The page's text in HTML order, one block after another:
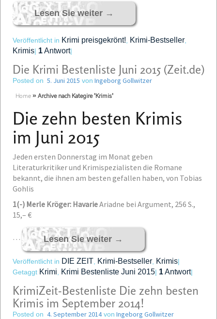
Lesen Sie weiter →
Veröffentlicht in Krimi preisgekrönt! Krimi-Bestseller
Krimis| 1Antwort|
Die Krimi Bestenliste Juni 2015 (Zeit.de)
Posted on 5. Juni 2015 von Ingeborg Gollwitzer
Home » Archive nach Kategire 'Krimis'
Die zehn besten Krimis
im Juni 2015
Jeden ersten Donnerstag im Monat geben
Literaturkritiker und Krimispezialisten die Romane
bekannt, die ihnen am besten gefallen haben, von Tobias
Gohlis
1(-) Merle Kröger: HavarieAriadne bei Argument, 256 S.,
15,– €
… Lesen Sie weiter →
Veröffentlicht in DIE ZEIT Krimi-Bestseller Krimis|
Getaggt Krimi Krimi Bestenliste Juni 2015| 1Antwort|
KrimiZeit-Bestenliste Die zehn besten
Krimis im September 2014!
Posted on 4. September 2014von Ingeborg Gollwitzer